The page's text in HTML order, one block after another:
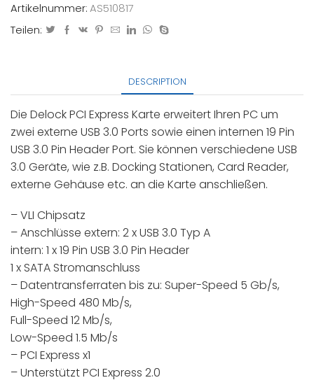
Artikelnummer:AS510817
Teilen:
DESCRIPTION
Die Delock PCI Express Karte erweitert Ihren PC um
zwei externe USB 3.0 Ports sowie einen internen 19 Pin
USB 3.0 Pin Header Port. Sie können verschiedene USB
3.0 Geräte, wie z.B. Docking Stationen, Card Reader,
externe Gehäuse etc. an die Karte anschließen.
– VLI Chipsatz
– Anschlüsse extern: 2 x USB 3.0 Typ A
intern: 1 x 19 Pin USB 3.0 Pin Header
1 x SATA Stromanschluss
– Datentransferraten bis zu: Super-Speed 5 Gb/s,
High-Speed 480 Mb/s,
Full-Speed 12 Mb/s,
Low-Speed 1.5 Mb/s
– PCI Express x1
– Unterstützt PCI Express 2.0